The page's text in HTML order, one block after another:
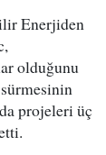
Enerjiden
olduğunu
projeleri üç